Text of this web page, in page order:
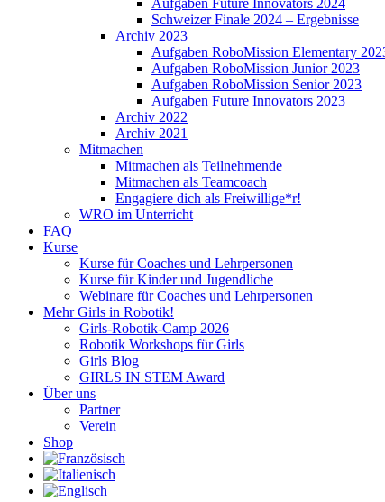
Aufgaben Future Innovators 2024
Schweizer Finale 2024 – Ergebnisse
Archiv 2023
Aufgaben RoboMission Elementary
Aufgaben RoboMission Junior 2023
Aufgaben RoboMission Senior 2023
Aufgaben Future Innovators 2023
Archiv 2022
Archiv 2021
Mitmachen
Mitmachen als Teilnehmende
Mitmachen als Teamcoach
Engagiere dich als Freiwillige*r!
WRO im Unterricht
FAQ
Kurse
Kurse für Coaches und Lehrpersonen
Kurse für Kinder und Jugendliche
Webinare für Coaches und Lehrpersonen
Mehr Girls in Robotik!
Girls-Robotik-Camp 2026
Robotik Workshops für Girls
Girls Blog
GIRLS IN STEM Award
Über uns
Partner
Verein
Shop